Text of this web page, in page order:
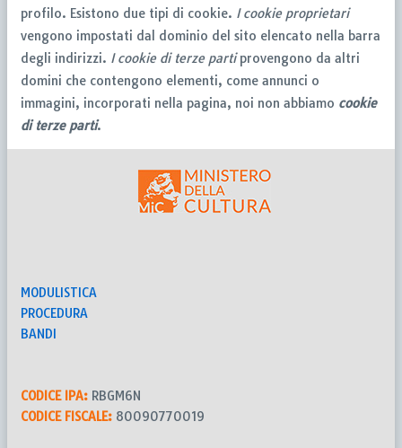
profilo. Esistono due tipi di cookie. I cookie proprietari
vengono impostati dal dominio del sito elencato nella barra
degli indirizzi. I cookie di terze partiprovengono da altri
domini che contengono elementi, come annunci o
immagini, incorporati nella pagina, noi non abbiamo cookie
di terze parti.
MODULISTICA
PROCEDURA
BANDI
CODICE IPA: RBGM6N
CODICE FISCALE: 80090770019